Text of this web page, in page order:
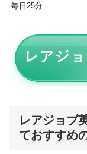
毎日25分
レアジョブ
ておすすめ